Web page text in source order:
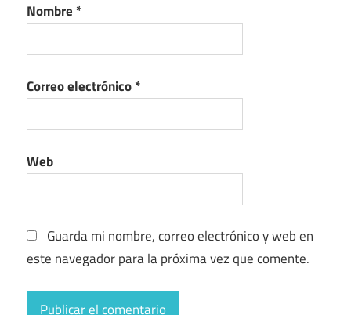
Nombre *
Correo electrónico*
Web
Guarda mi nombre, correo electrónico y web en
este navegador para la próxima vez que comente.